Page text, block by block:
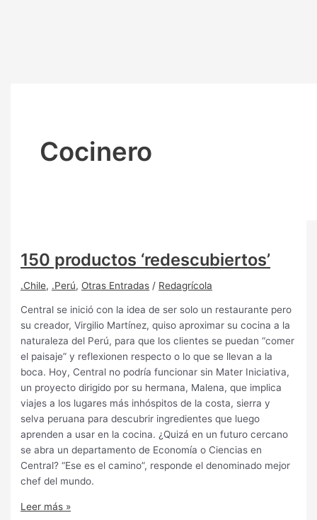
Cocinero
150 productos ‘redescubiertos’
.Chile, .Perú, Otras Entradas / Redagrícola
Central se inició con la idea de ser solo un restaurante pero
su creador, Virgilio Martínez, quiso aproximar su cocina a la
naturaleza del Perú, para que los clientes se puedan “comer
el paisaje” y reflexionen respecto o lo que se llevan a la
boca. Hoy, Central no podría funcionar sin Mater Iniciativa,
un proyecto dirigido por su hermana, Malena, que implica
viajes a los lugares más inhóspitos de la costa, sierra y
selva peruana para descubrir ingredientes que luego
aprenden a usar en la cocina. ¿Quizá en un futuro cercano
se abra un departamento de Economía o Ciencias en
Central? “Ese es el camino”, responde el denominado mejor
chef del mundo.
Leer más »